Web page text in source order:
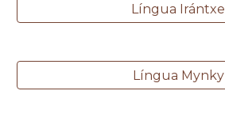
Língua Irántxe
Língua Mynky